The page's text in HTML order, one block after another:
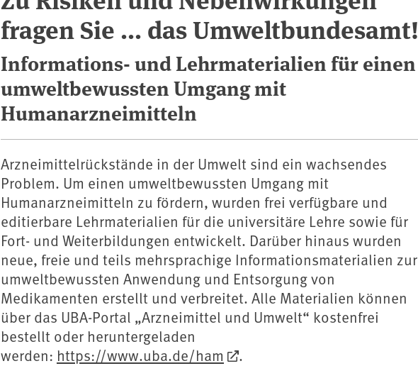
fragen Sie ... das Umweltbundesamt!
Informations- und Lehrmaterialien für einen
umweltbewussten Umgang mit
Humanarzneimitteln
Arzneimittelrückstände in der Umwelt sind ein wachsendes
Problem. Um einen umweltbewussten Umgang mit
Humanarzneimitteln zu fördern, wurden frei verfügbare und
editierbare Lehrmaterialien für die universitäre Lehre sowie für
Fort- und Weiterbildungen entwickelt. Darüber hinaus wurden
neue, freie und teils mehrsprachige Informationsmaterialien zur
umweltbewussten Anwendung und Entsorgung von
Medikamenten erstellt und verbreitet. Alle Materialien können
über das UBA-Portal „Arzneimittel und Umwelt“ kostenfrei
bestellt oder heruntergeladen
werden: https://www.uba.de/ham .